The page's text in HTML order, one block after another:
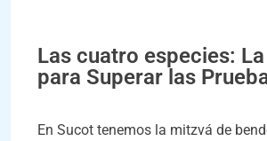
Las cuatro especies:
para Superar las
En Sucot tenemos la mitzvá de